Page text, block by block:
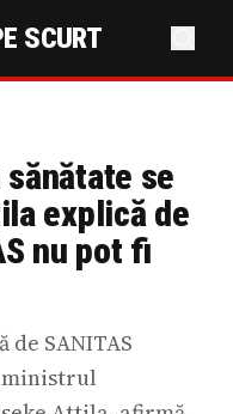
SCURT
sănătate se
explică de
nu pot fi
de SANITAS
ministrul